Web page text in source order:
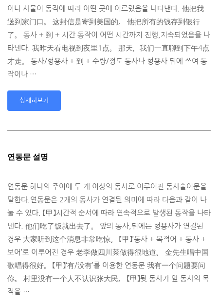
이나 사물이 동작에 따라 어떤 곳에 이르렀음을 나타낸다. 他把我
送到家门口。 这封信是寄到美国的。 他把所有的钱存到银行
了。 동사 + 到 + 시간 동작이 어떤 시간까지 진행,지속되었음을 나
타낸다. 我昨天看电视到夜里1点。 那天，我们一直聊到下午4点
才走。 동사/형용사 + 到 + 수량/정도 동사나 형용사 뒤에 쓰여 동
작이나 …
상세히보기
연동문 설명
연동문 하나의 주어에 두 개 이상의 동사로 이루어진 동사술어문을
말한다.연동문은 2개의 동사가 연결된 의미에 따라 다음과 같이 나
눌 수 있다. 【甲】시간적 순서에 따라 연속적으로 발생된 동작을 나타
낸다. 他们吃了饭就出去了。 앞의 동사,뒤에는 형용사가 연결된
경우 大家听到这个消息非常吃惊。 【甲】’동사 + 목적어 + 동사 +
보어’로 이루어진 경우 老李做四川菜做得很地道。 金先生唱中国
歌唱得很好。 【甲】‘有/没有’를 이용한 연동문 我有一个问题要问
你。 村里没有一个人不认识张大民。 【甲】뒷 동사가 앞 동사의 목
적을 …